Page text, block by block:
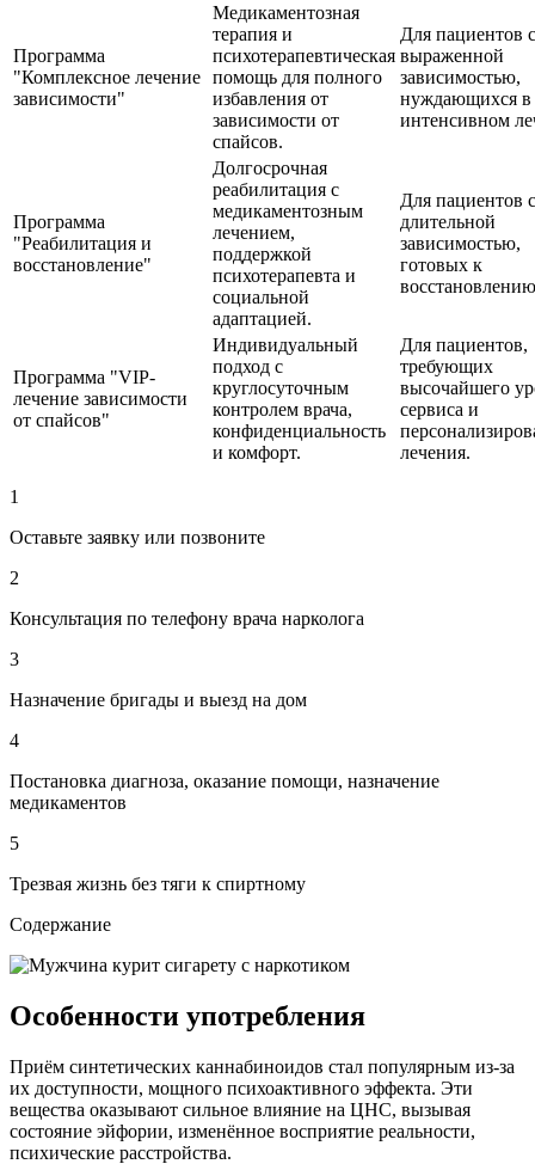
Программа
"Комплексное лечение
зависимости"
Медикаментозная
терапия и
психотерапевтическая
помощь для полного
избавления от
зависимости от
спайсов.
Для пациентов с
выраженной
зависимостью,
нуждающихся в
интенсивном
Программа
"Реабилитация и
восстановление"
Долгосрочная
реабилитация с
медикаментозным
лечением,
поддержкой
психотерапевта и
социальной
адаптацией.
Для пациентов с
длительной
зависимостью,
готовых к
Программа "VIP-
лечение зависимости
от спайсов"
Индивидуальный
подход с
круглосуточным
контролем врача,
конфиденциальность
и комфорт.
Для пациентов,
требующих
высочайшего
сервиса и
лечения.
1
Оставьте заявку или позвоните
2
Консультация по телефону врача нарколога
3
Назначение бригады и выезд на дом
4
Постановка диагноза, оказание помощи, назначение
медикаментов
5
Трезвая жизнь без тяги к спиртному
Содержание
Особенности употребления
Приём синтетических каннабиноидов стал популярным из-за
их доступности, мощного психоактивного эффекта. Эти
вещества оказывают сильное влияние на ЦНС, вызывая
состояние эйфории, изменённое восприятие реальности,
психические расстройства.